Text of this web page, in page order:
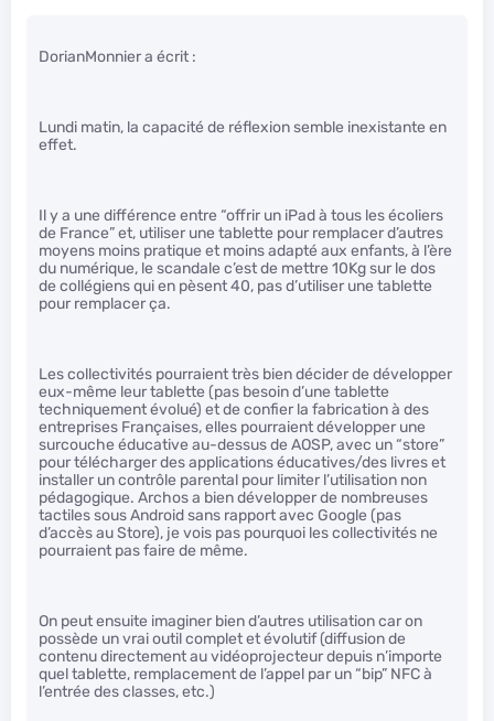
DorianMonnier a écrit :
Lundi matin, la capacité de réflexion semble inexistante en
effet.
Il y a une différence entre “offrir un iPad à tous les écoliers
de France” et, utiliser une tablette pour remplacer d’autres
moyens moins pratique et moins adapté aux enfants, à l’ère
du numérique, le scandale c’est de mettre 10Kg sur le dos
de collégiens qui en pèsent 40, pas d’utiliser une tablette
pour remplacer ça.
Les collectivités pourraient très bien décider de développer
eux-même leur tablette (pas besoin d’une tablette
techniquement évolué) et de confier la fabrication à des
entreprises Françaises, elles pourraient développer une
surcouche éducative au-dessus de AOSP, avec un “store”
pour télécharger des applications éducatives/des livres et
installer un contrôle parental pour limiter l’utilisation non
pédagogique. Archos a bien développer de nombreuses
tactiles sous Android sans rapport avec Google (pas
d’accès au Store), je vois pas pourquoi les collectivités ne
pourraient pas faire de même.
On peut ensuite imaginer bien d’autres utilisation car on
possède un vrai outil complet et évolutif (diffusion de
contenu directement au vidéoprojecteur depuis n’importe
quel tablette, remplacement de l’appel par un “bip” NFC à
l’entrée des classes, etc.)